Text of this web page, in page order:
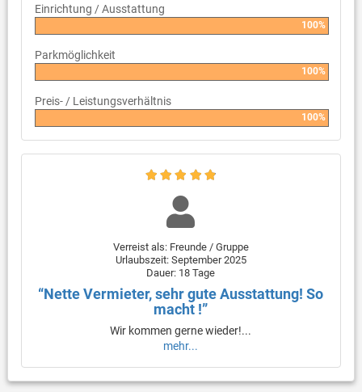
Einrichtung / Ausstattung
100%
Parkmöglichkeit
100%
Preis- / Leistungsverhältnis
100%
Verreist als: Freunde / Gruppe
Urlaubszeit: September 2025
Dauer: 18 Tage
“Nette Vermieter, sehr gute Ausstattung! So
macht !”
Wir kommen gerne wieder!...
mehr...